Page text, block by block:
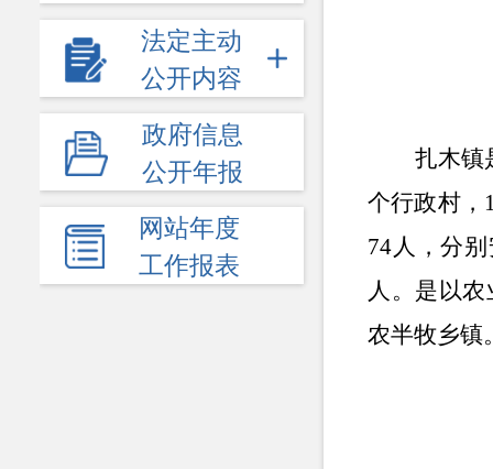
法定主动
公开内容
政府信息
公开年报
网站年度
工作报表
扎木镇
个行政村，
74人，分
人。是以
农半牧乡镇